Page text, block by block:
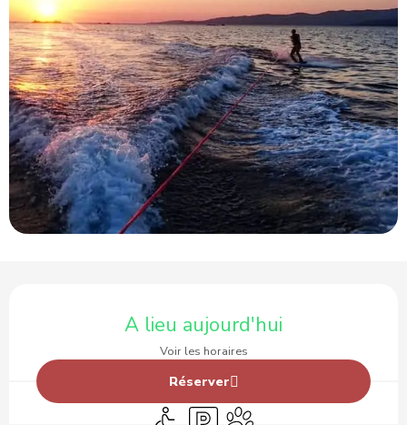
A lieu aujourd'hui
Voir les horaires
Réserver
Accès handicapés
ParkingAnimaux acceptés